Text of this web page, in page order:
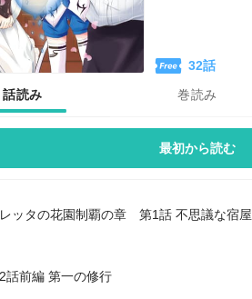
32話
話読み
巻読み
最初から読む
ッタの花園制覇の章 第1話 不思議な宿屋
話前編 第一の修行